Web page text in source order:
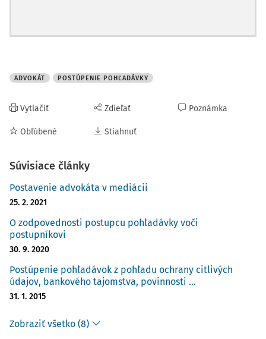
ADVOKÁT POSTÚPENIE POHĽADÁVKY
Vytlačiť
Obľúbené
Zdieľať
Stiahnuť
Poznámka
Súvisiace články
Postavenie advokáta v mediácii
25. 2. 2021
O zodpovednosti postupcu pohľadávky voči
postupníkovi
30. 9. 2020
Postúpenie pohľadávok z pohľadu ochrany citlivých
údajov, bankového tajomstva, povinnosti ...
31. 1. 2015
Zobraziť všetko (8)